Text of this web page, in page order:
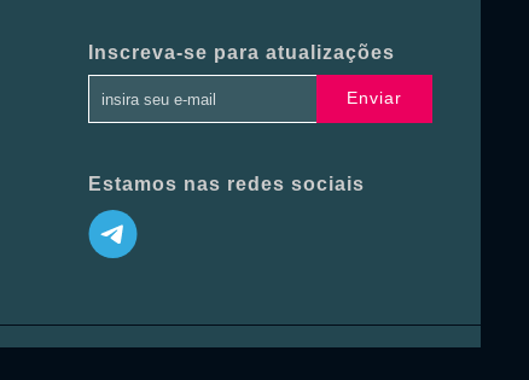
Inscreva-se para atualizações
Enviar
Estamos nas redes sociais